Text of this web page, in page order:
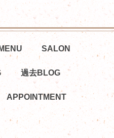
MENU SALON
過去BLOG
APPOINTMENT